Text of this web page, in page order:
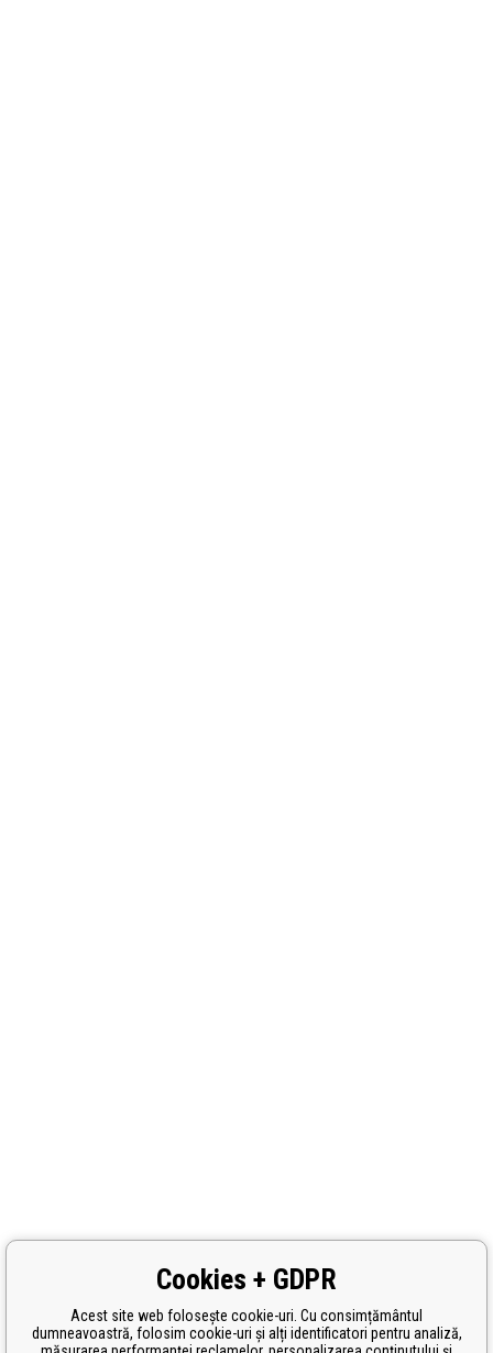
Cookies + GDPR
Acest site web folosește cookie-uri. Cu consimțământul
dumneavoastră, folosim cookie-uri și alți identificatori pentru analiză,